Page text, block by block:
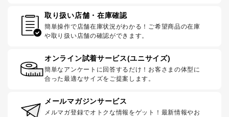
取り扱い店舗・在庫確認
簡単操作で店舗在庫状況がわかる！ご希望商品の在庫
や取り扱い店舗の確認ができます。
オンライン試着サービス(ユニサイズ)
簡単なアンケートに回答するだけ！お客さまの体型に
合った最適なサイズをご提案します。
メールマガジンサービス
メルマガ登録でオトクな情報をゲット！最新情報やお